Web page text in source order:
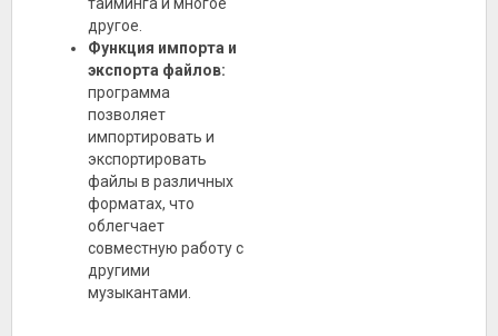
другое.
Функция импорта и
экспорта файлов:
программа
позволяет
импортировать и
экспортировать
файлы в различных
форматах, что
облегчает
совместную работу с
другими
музыкантами.